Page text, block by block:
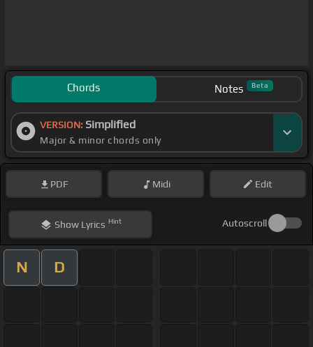
Chords Notes Beta
VERSION: Simplified
Major & minor chords only
PDF Midi Edit
ShowLyrics Hint Autoscroll
N D